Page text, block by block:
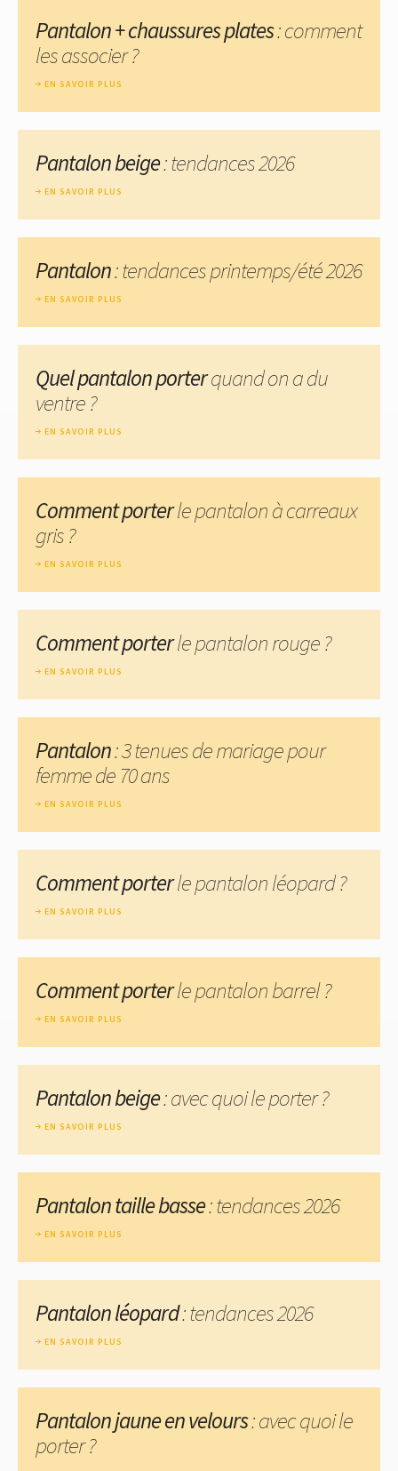
Pantalon + chaussures plates: comment
les associer ?
EN SAVOIR PLUS
Pantalon beige: tendances 2026
EN SAVOIR PLUS
Pantalon: tendances printemps/été 2026
EN SAVOIR PLUS
Quel pantalon porterquand on a du
ventre ?
EN SAVOIR PLUS
Comment porterle pantalon à carreaux
gris ?
EN SAVOIR PLUS
Comment porterle pantalon rouge ?
EN SAVOIR PLUS
Pantalon: 3 tenues de mariage pour
femme de 70 ans
EN SAVOIR PLUS
Comment porterle pantalon léopard ?
EN SAVOIR PLUS
Comment porterle pantalon barrel ?
EN SAVOIR PLUS
Pantalon beige: avec quoi le porter ?
EN SAVOIR PLUS
Pantalon taille basse: tendances 2026
EN SAVOIR PLUS
Pantalon léopard: tendances 2026
EN SAVOIR PLUS
Pantalon jaune en velours: avec quoi le
porter ?